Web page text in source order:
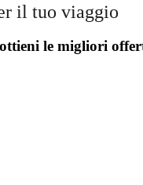
il tuo viaggio
le migliori